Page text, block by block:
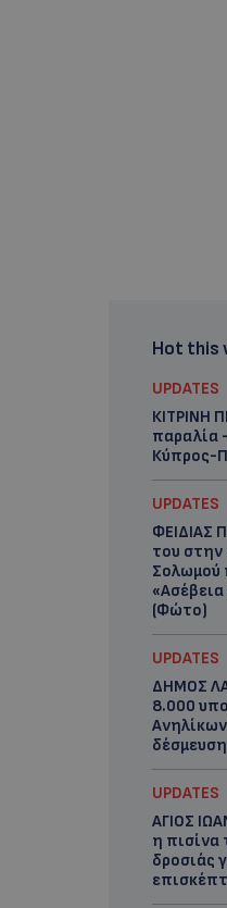
Hot this
UPDATES
ΚΙΤΡΙΝΗ
παραλία
Κύπρος-
UPDATES
ΦΕΙΔΙΑΣ
του στην
Σολωμού
(Φώτο)
UPDATES
ΔΗΜΟΣ
8.000
UPDATES
ΑΓΙΟΣ
η πισίνα
δροσιάς